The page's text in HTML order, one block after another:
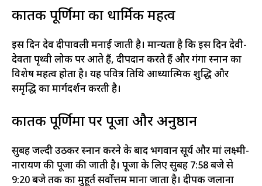
कार्तिक पूर्णिमा का धार्मिक महत्व
इस दिन देव दीपावली मनाई जाती है। मान्यता है कि इस दिन देवी-
देवता पृथ्वी लोक पर आते हैं, दीपदान करते हैं और गंगा स्नान का
विशेष महत्व होता है। यह पवित्र तिथि आध्यात्मिक शुद्धि और
समृद्धि का मार्गदर्शन करती है।​
कार्तिक पूर्णिमा पर पूजा और अनुष्ठान
सुबह जल्दी उठकर स्नान करने के बाद भगवान सूर्य और मां लक्ष्मी-
नारायण की पूजा की जाती है। पूजा के लिए सुबह 7:58 बजे से
9:20 बजे तक का मुहूर्त सर्वोत्तम माना जाता है। दीपक जलाना